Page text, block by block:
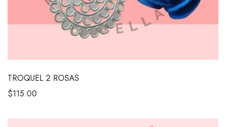
TROQUEL 2 ROSAS
$115.00